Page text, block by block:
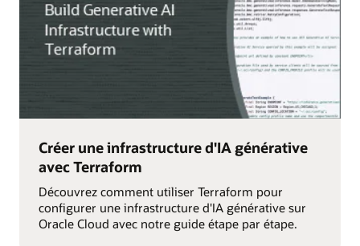
Créer une infrastructure d'IA générative
avec Terraform
Découvrez comment utiliser Terraform pour
configurer une infrastructure d'IA générative sur
Oracle Cloud avec notre guide étape par étape.